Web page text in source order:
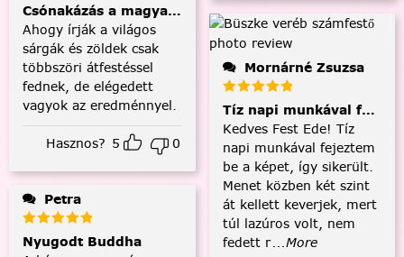
Csónakázás a magyar tengeren
Ahogy írják a világos
sárgák és zöldek csak
többszöri átfestéssel
fednek, de elégedett
vagyok az eredménnyel.
Hasznos? 5 0
Petra
Nyugodt Buddha
Mornárné Zsuzsa
Tíz napi munkával
Kedves Fest Ede! Tíz
napi munkával fejeztem
be a képet, így sikerült.
Menet közben két szint
át kellett keverjek, mert
túl lazúros volt, nem
fedett r...More